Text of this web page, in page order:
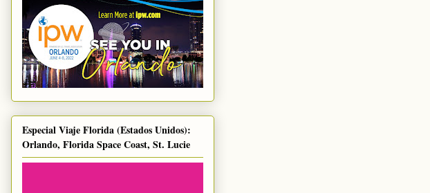
Especial Viaje Florida (Estados Unidos):
Orlando, Florida Space Coast, St. Lucie